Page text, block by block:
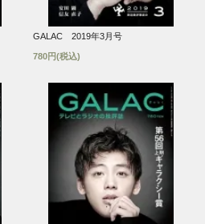
GALAC 2019年3月号
780円(税込)